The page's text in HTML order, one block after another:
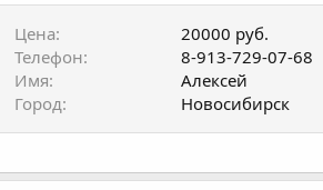
Цена
20000 руб.
Телефон
8-913-729-07-68
Имя
Алексей
Город
Новосибирск